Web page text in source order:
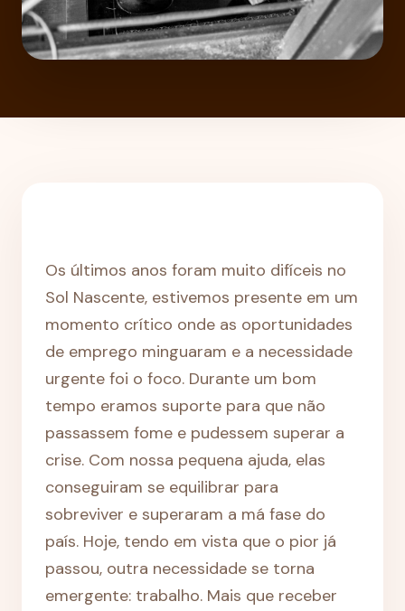
Os últimos anos foram muito difíceis no
Sol Nascente, estivemos presente em um
momento crítico onde as oportunidades
de emprego minguaram e a necessidade
urgente foi o foco. Durante um bom
tempo eramos suporte para que não
passassem fome e pudessem superar a
crise. Com nossa pequena ajuda, elas
conseguiram se equilibrar para
sobreviver e superaram a má fase do
país. Hoje, tendo em vista que o pior já
passou, outra necessidade se torna
emergente: trabalho. Mais que receber